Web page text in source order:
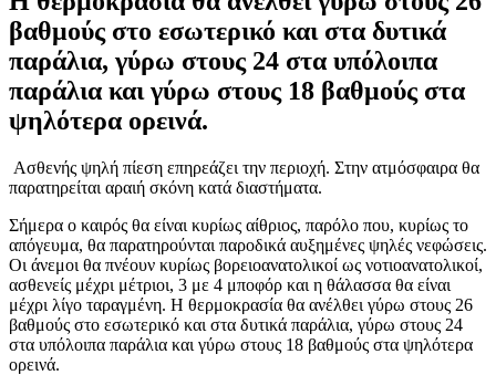
βαθμούς στο εσωτερικό και στα δυτικά
παράλια, γύρω στους 24 στα υπόλοιπα
παράλια και γύρω στους 18 βαθμούς στα
ψηλότερα ορεινά.
Ασθενής ψηλή πίεση επηρεάζει την περιοχή. Στην ατμόσφαιρα θα
παρατηρείται αραιή σκόνη κατά διαστήματα.
Σήμερα ο καιρός θα είναι κυρίως αίθριος, παρόλο που, κυρίως το
απόγευμα, θα παρατηρούνται παροδικά αυξημένες ψηλές νεφώσεις.
Οι άνεμοι θα πνέουν κυρίως βορειοανατολικοί ως νοτιοανατολικοί,
ασθενείς μέχρι μέτριοι, 3 με 4 μποφόρ και η θάλασσα θα είναι
μέχρι λίγο ταραγμένη. Η θερμοκρασία θα ανέλθει γύρω στους 26
βαθμούς στο εσωτερικό και στα δυτικά παράλια, γύρω στους 24
στα υπόλοιπα παράλια και γύρω στους 18 βαθμούς στα ψηλότερα
ορεινά.